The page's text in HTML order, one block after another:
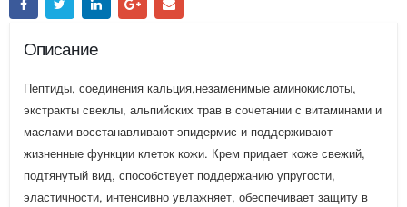
Описание
Пептиды, соединения кальция,незаменимые аминокислоты,
экстракты свеклы, альпийских трав в сочетании с витаминами и
маслами восстанавливают эпидермис и поддерживают
жизненные функции клеток кожи. Крем придает коже свежий,
подтянутый вид, способствует поддержанию упругости,
эластичности, интенсивно увлажняет, обеспечивает защиту в